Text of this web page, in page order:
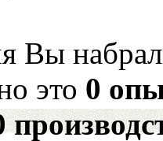
Вы
это 0